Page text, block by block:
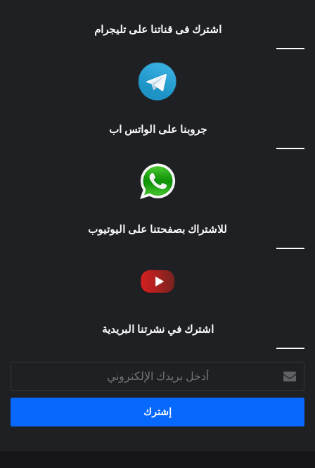
اشترك فى قناتنا على تليجرام
جروبنا على الواتس اب
للاشتراك بصفحتنا على اليوتيوب
اشترك في نشرتنا البريدية
أدخل
بريدك
الإلكتروني